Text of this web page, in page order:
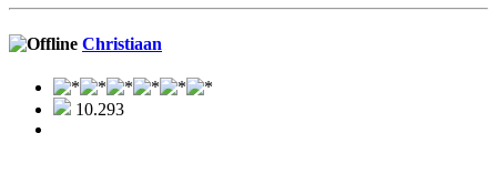
Christiaan
10.293